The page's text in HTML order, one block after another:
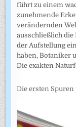
führt zu einem
zunehmende
verändernden
ausschließlich die
der Aufstellung
haben, Botaniker
Die exakten
Die ersten